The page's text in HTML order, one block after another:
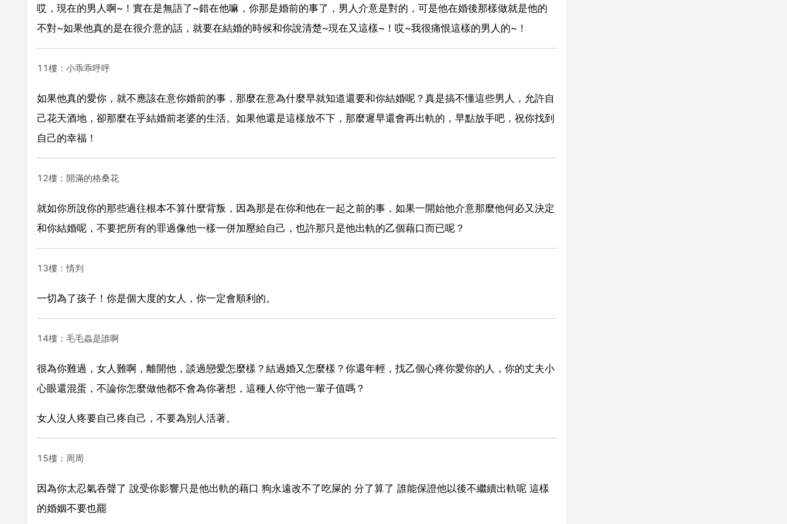
哎，現在的男人啊~！實在是無語了~錯在他嘛，你那是婚前的事了，男人介意是對的，可是他在婚後那樣做就是他的
不對~如果他真的是在很介意的話，就要在結婚的時候和你說清楚~現在又這樣~！哎~我很痛恨這樣的男人的~！
11樓：小乖乖呼呼
如果他真的愛你，就不應該在意你婚前的事，那麼在意為什麼早就知道還要和你結婚呢？真是搞不懂這些男人，允許自
己花天酒地，卻那麼在乎結婚前老婆的生活。如果他還是這樣放不下，那麼遲早還會再出軌的，早點放手吧，祝你找到
自己的幸福！
12樓：開滿的格桑花
就如你所說你的那些過往根本不算什麼背叛，因為那是在你和他在一起之前的事，如果一開始他介意那麼他何必又決定
和你結婚呢，不要把所有的罪過像他一樣一併加壓給自己，也許那只是他出軌的乙個藉口而已呢？
13樓：情判
一切為了孩子！你是個大度的女人，你一定會順利的。
14樓：毛毛蟲是誰啊
很為你難過，女人難啊，離開他，談過戀愛怎麼樣？結過婚又怎麼樣？你還年輕，找乙個心疼你愛你的人，你的丈夫小
心眼還混蛋，不論你怎麼做他都不會為你著想，這種人你守他一輩子值嗎？
女人沒人疼要自己疼自己，不要為別人活著。
15樓：周周
因為你太忍氣吞聲了 說受你影響只是他出軌的藉口 狗永遠改不了吃屎的 分了算了 誰能保證他以後不繼續出軌呢 這樣
的婚姻不要也罷